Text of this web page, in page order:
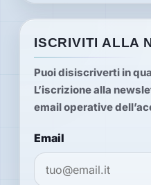
Arcade
ISCRIVITI ALLA
Puoi disiscriverti in
L’iscrizione alla
email operative
Email
Reader URL